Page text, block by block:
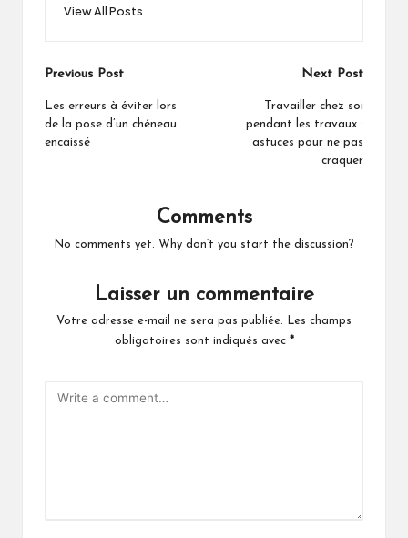
View All Posts
Post
navigation
Previous Post
Les erreurs à éviter lors
de la pose d’un chéneau
encaissé
Next Post
Travailler chez soi
pendant les travaux :
astuces pour ne pas
craquer
Comments
No comments yet. Why don’t you start the discussion?
Laisser un commentaire
Votre adresse e-mail ne sera pas publiée.
Les champs
obligatoires sont indiqués avec *